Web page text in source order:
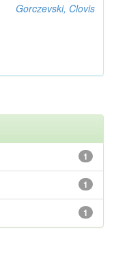
Gorczevski, Clovis
1
1
1